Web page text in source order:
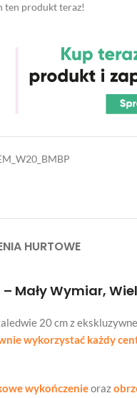
ten produkt teraz!
HURTOWE
Mały Wymiar,
20 cm z
wykorzystać każdy
wykończenieoraz